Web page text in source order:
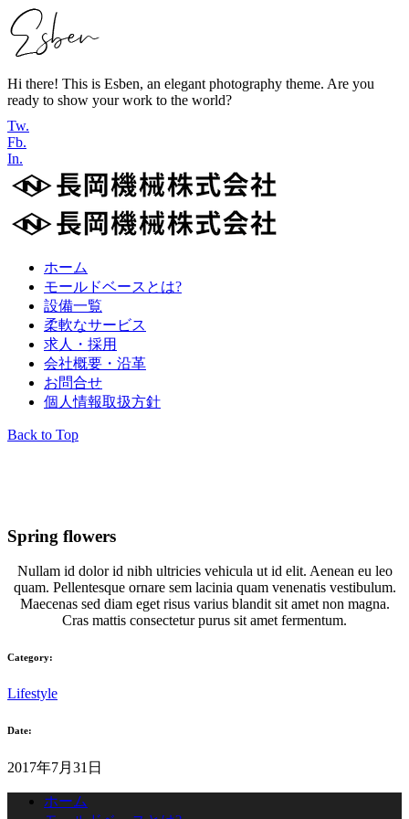
Hi there! This is Esben, an elegant photography theme. Are you
ready to show your work to the world?
Tw.
Fb.
In.
ホーム
モールドベースとは?
設備一覧
柔軟なサービス
求人・採用
会社概要・沿革
お問合せ
個人情報取扱方針
Back to Top
Spring flowers
Nullam id dolor id nibh ultricies vehicula ut id elit. Aenean eu leo
quam. Pellentesque ornare sem lacinia quam venenatis vestibulum.
Maecenas sed diam eget risus varius blandit sit amet non magna.
Cras mattis consectetur purus sit amet fermentum.
Category:
Lifestyle
Date:
2017年7月31日
ホーム